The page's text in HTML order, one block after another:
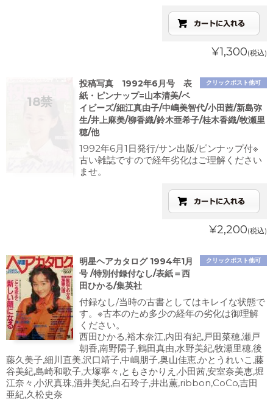
¥1,300(税込)
クリックポスト他可
投稿写真 1992年6月号 表
紙・ピンナップ=山本清美/ベ
イビーズ/細江真由子/中嶋美智代/小田茜/新島弥
生/井上麻美/柳香織/鈴木亜希子/桂木香織/牧瀬里
穂/他
1992年6月1日発行/サン出版/ピンナップ付※
古い雑誌ですので経年劣化はご理解ください
ませ。
¥2,200(税込)
クリックポスト他可
明星ヘアカタログ 1994年1月
号 /特別付録付なし/表紙＝西
田ひかる/集英社
付録なし/当時の古書としてはキレイな状態で
す。※古本のため多少の経年の劣化は御理解
ください。
西田ひかる,裕木奈江,内田有紀,戸田菜穂,瀬戸
朝香,南野陽子,鶴田真由,水野美紀,牧瀬里穂,後
藤久美子,細川直美,沢口靖子,中嶋朋子,奥山佳恵,かとうれいこ,藤
谷美紀,島崎和歌子,大塚寧々,ともさかりえ,小田茜,安室奈美恵,堀
江奈々,小沢真珠,酒井美紀,白石玲子,井出薫,ribbon,CoCo,吉田
亜紀,久松史奈